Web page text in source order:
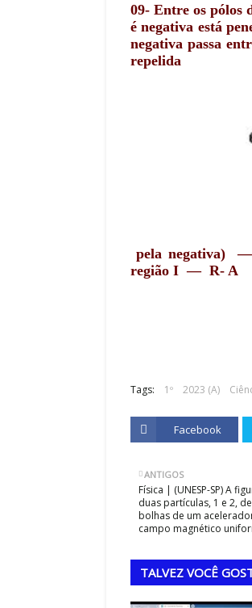
09- Entre os pólos
é negativa está
negativa passa
repelida
pela negativa) —
região I — R- A
Tags: 1º 2023 (A)
Facebook
ANTIGOS
Física | (UNESP-SP) A
duas partículas, 1 e 2,
bolhas de um
campo magnético
TALVEZ VOCÊ